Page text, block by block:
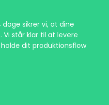
sikrer vi, at dine
Vi står klar til at levere
dit produktionsflow